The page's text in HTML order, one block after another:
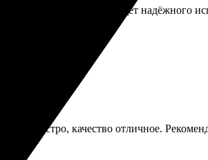
Рекомендую тем, кто ищет надёжного
быстро, качество отличное.